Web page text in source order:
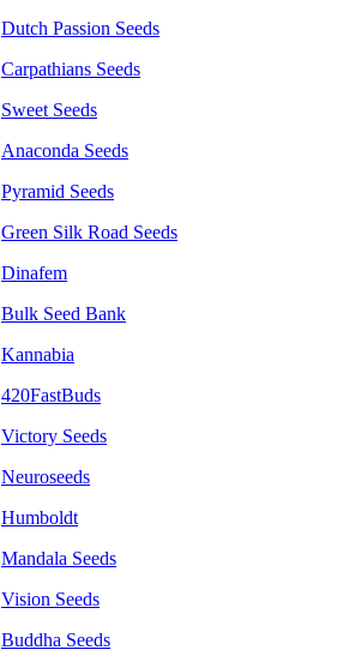
Dutch Passion Seeds
Carpathians Seeds
Sweet Seeds
Anaconda Seeds
Pyramid Seeds
Green Silk Road Seeds
Dinafem
Bulk Seed Bank
Kannabia
420FastBuds
Victory Seeds
Neuroseeds
Humboldt
Mandala Seeds
Vision Seeds
Buddha Seeds